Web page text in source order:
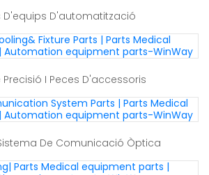
D'equips D'automatització
Precisió I Peces D'accessoris
De Comunicació Òptica